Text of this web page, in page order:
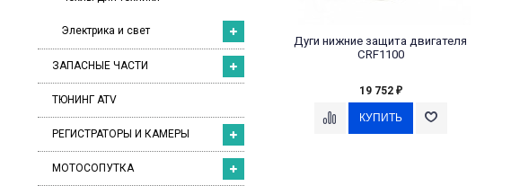
Электрика и свет
ЗАПАСНЫЕ ЧАСТИ
ТЮНИНГ ATV
РЕГИСТРАТОРЫ И КАМЕРЫ
МОТОСОПУТКА
Дуги нижние защита двигателя
CRF1100
19 752 ₽